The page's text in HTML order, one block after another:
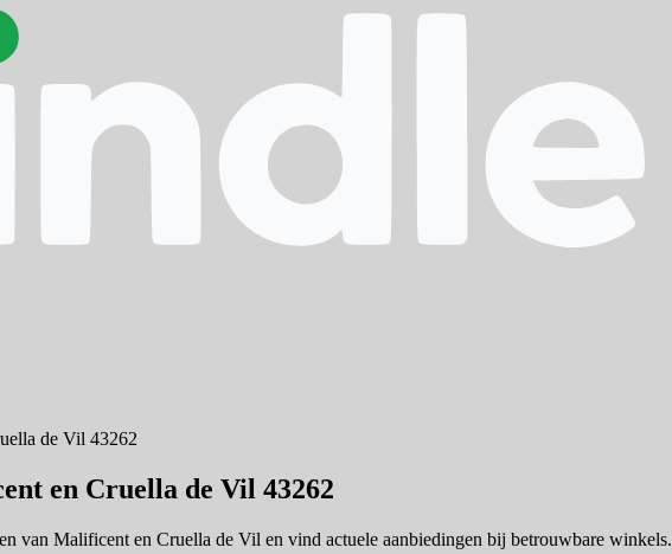
de Vil 43262
en Cruella de Vil 43262
van Malificent en Cruella de Vil en vind actuele aanbiedingen bij betrouwbare winkels.